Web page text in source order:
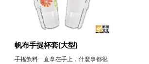
帆布手提杯套(大型)
手搖飲料一直拿在手上，什麼事都很